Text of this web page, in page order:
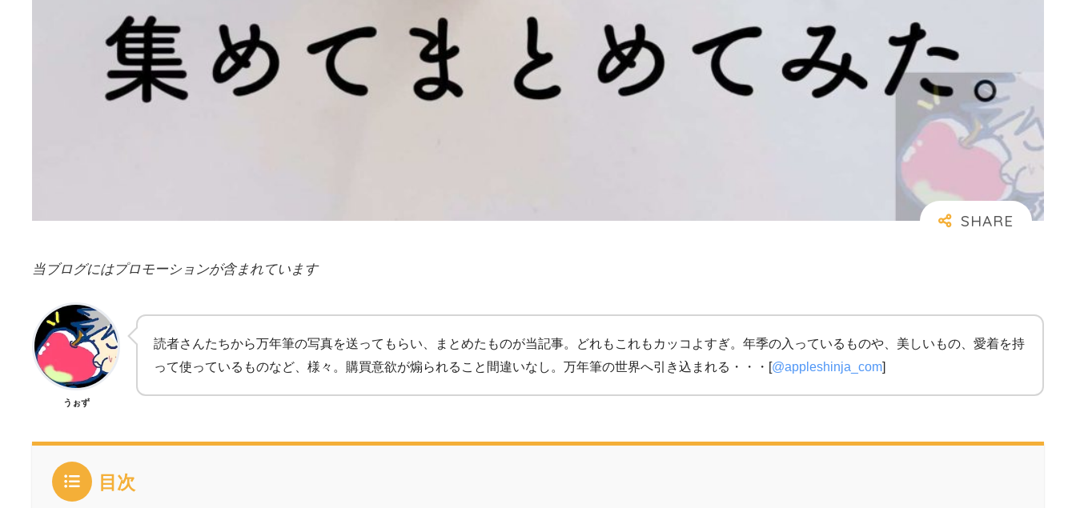
当ブログにはプロモーションが含まれています
うぉず
読者さんたちから万年筆の写真を送ってもらい、まとめたものが当記事。どれもこれもカッコよすぎ。年季の入っているものや、美しいもの、愛着を持
って使っているものなど、様々。購買意欲が煽られること間違いなし。万年筆の世界へ引き込まれる・・・[@appleshinja_com]
目次